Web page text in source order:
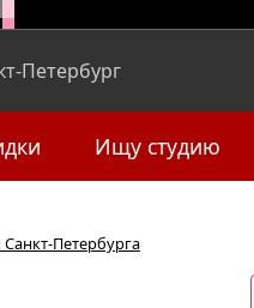
Петербург
Ищу студию
Санкт-Петербурга